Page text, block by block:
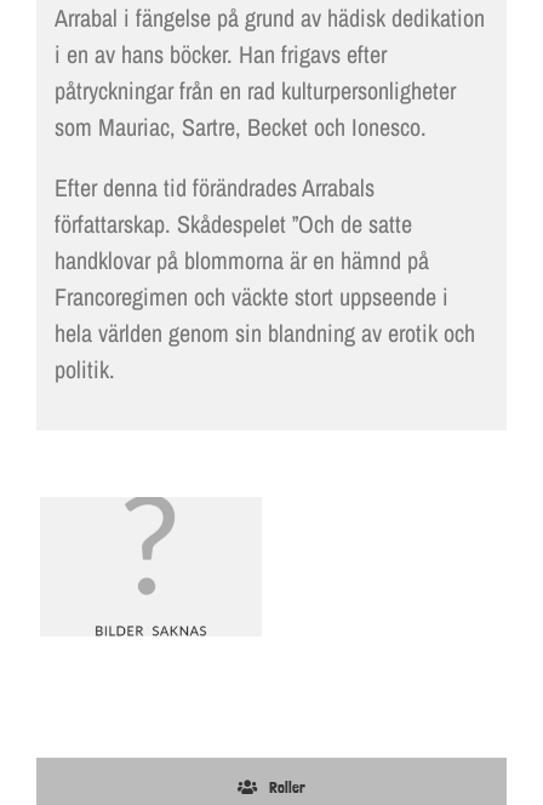
Arrabal i fängelse på grund av hädisk dedikation
i en av hans böcker. Han frigavs efter
påtryckningar från en rad kulturpersonligheter
som Mauriac, Sartre, Becket och Ionesco.
Efter denna tid förändrades Arrabals
författarskap. Skådespelet ”Och de satte
handklovar på blommorna är en hämnd på
Francoregimen och väckte stort uppseende i
hela världen genom sin blandning av erotik och
politik.
Roller